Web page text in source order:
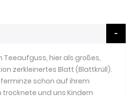
hier als großes,
zerkleinertes Blatt (Blattkrüll).
schon auf ihrem
und uns Kindern